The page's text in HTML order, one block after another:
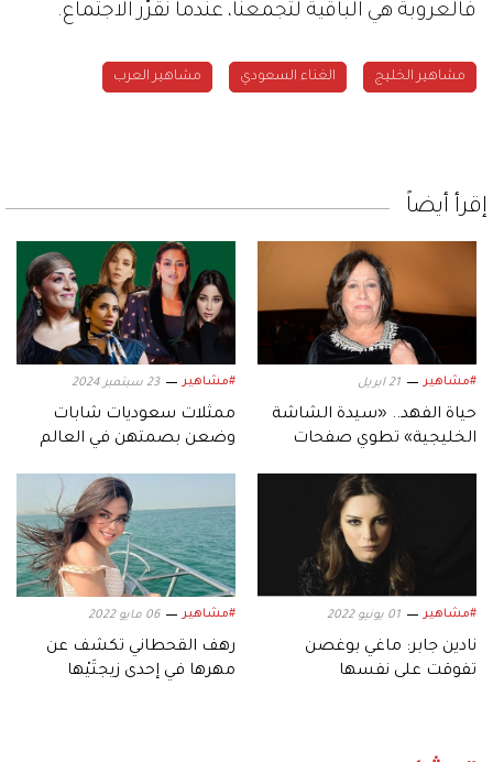
فالعروبة هي الباقية لتجمعنا، عندما نقرّر الاجتماع.
مشاهير الخليج الغناء السعودي مشاهير العرب
إقرأ أيضاً
#مشاهير 21 ابريل
حياة الفهد.. «سيدة الشاشة
الخليجية» تطوي صفحات
#مشاهير 23 سبتمبر 2024
ممثلات سعوديات شابات
وضعن بصمتهن في العالم
#مشاهير 01 يونيو 2022
نادين جابر: ماغي بوغصن
تفوقت على نفسها
#مشاهير 06 مايو 2022
رهف القحطاني تكشف عن
مهرها في إحدى زيجتَيْها